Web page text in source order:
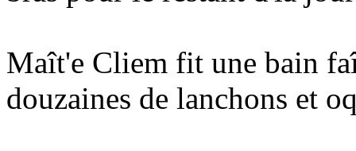
Maît'e Cliem fit une bain
douzaines de lanchons et